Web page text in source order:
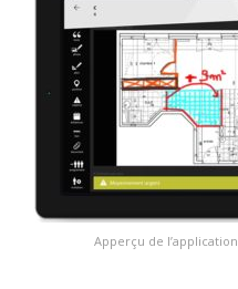
Apperçu de